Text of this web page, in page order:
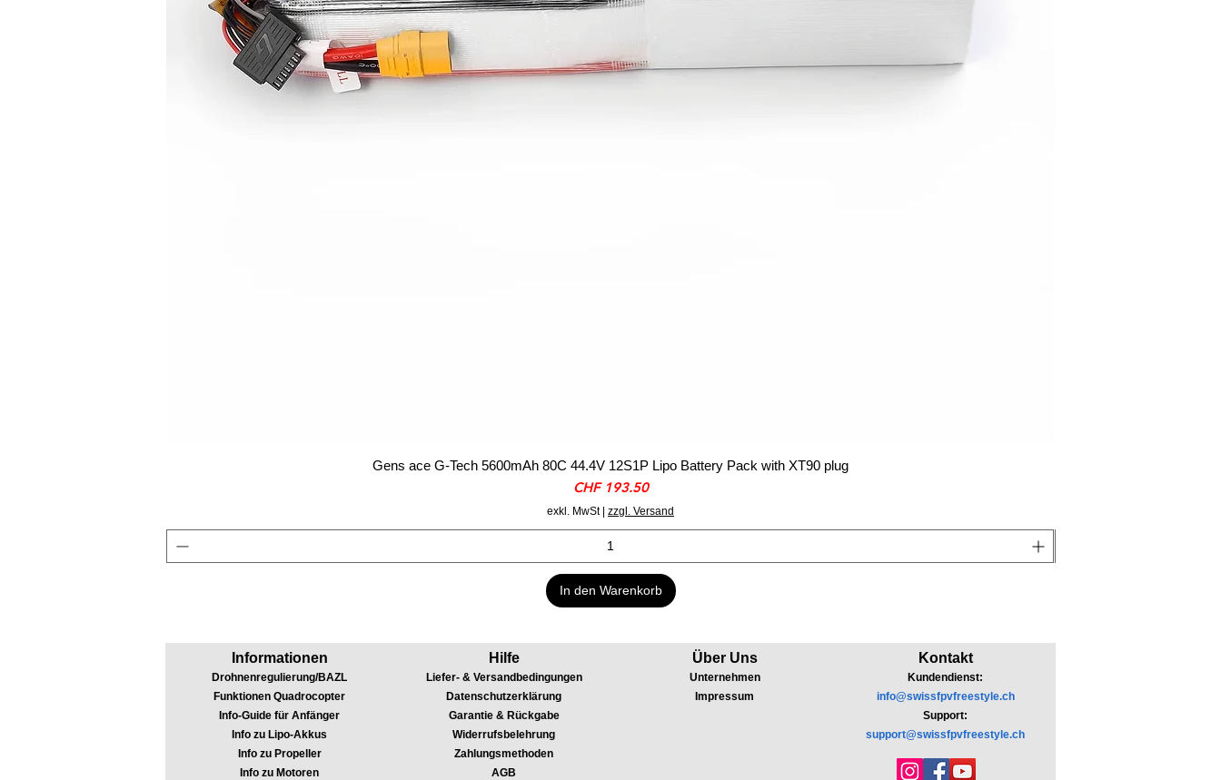
Gens ace G-Tech 5600mAh 80C 44.4V 12S1P Lipo Battery Pack with XT90 plug
Preis
CHF 193.50
exkl. MwSt| zzgl. Versand
In den Warenkorb
Informationen
Drohnenregulierung/BAZL
Funktionen Quadrocopter
Info-Guide für Anfänger
Info zu Lipo-Akkus
Info zu Propeller
Info zu Motoren
Hilfe
Liefer- & Versandbedingungen
Datenschutzerklärung
Garantie & Rückgabe
Widerrufsbelehrung
Zahlungsmethoden
AGB
Über Uns
Unternehmen
Impressum
Kontakt
Kundendienst:
info@swissfpvfreestyle.ch
Support:
support@swissfpvfreestyle.ch